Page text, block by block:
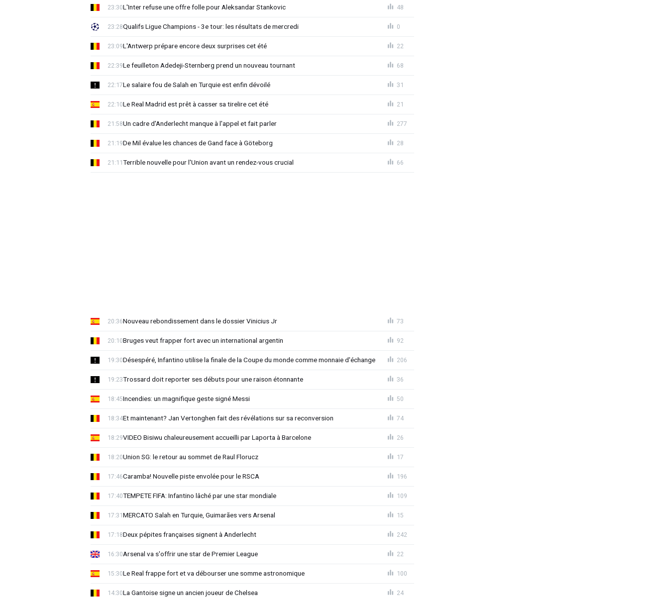
L'Inter refuse une offre folle pour Aleksandar Stankovic
23:30 48
Qualifs Ligue Champions - 3e tour: les résultats de mercredi
23:28 0
L'Antwerp prépare encore deux surprises cet été
23:09 22
Le feuilleton Adedeji-Sternberg prend un nouveau tournant
22:39 68
Le salaire fou de Salah en Turquie est enfin dévoilé
22:17 31
Le Real Madrid est prêt à casser sa tirelire cet été
22:10 21
Un cadre d'Anderlecht manque à l'appel et fait parler
21:58 277
De Mil évalue les chances de Gand face à Göteborg
21:19 28
Terrible nouvelle pour l'Union avant un rendez-vous crucial
21:11 66
Nouveau rebondissement dans le dossier Vinicius Jr
20:36 73
Bruges veut frapper fort avec un international argentin
20:10 92
Désespéré, Infantino utilise la finale de la Coupe du monde comme monnaie d'échange
19:30 206
Trossard doit reporter ses débuts pour une raison étonnante
19:23 36
Incendies: un magnifique geste signé Messi
18:45 50
Et maintenant? Jan Vertonghen fait des révélations sur sa reconversion
18:34 74
VIDEO Bisiwu chaleureusement accueilli par Laporta à Barcelone
18:29 26
Union SG: le retour au sommet de Raul Florucz
18:20 17
Caramba! Nouvelle piste envolée pour le RSCA
17:46 196
TEMPETE FIFA: Infantino lâché par une star mondiale
17:40 109
MERCATO Salah en Turquie, Guimarães vers Arsenal
17:31 15
Deux pépites françaises signent à Anderlecht
17:18 242
Arsenal va s'offrir une star de Premier League
16:30 22
Le Real frappe fort et va débourser une somme astronomique
15:30 100
La Gantoise signe un ancien joueur de Chelsea
14:30 24